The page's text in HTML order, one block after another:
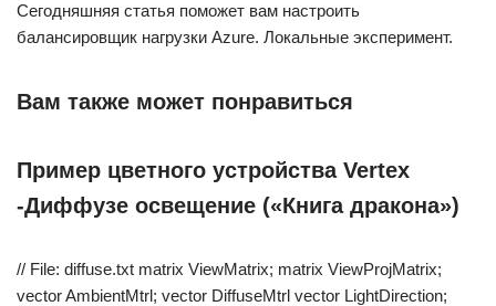
Сегодняшняя статья поможет вам настроить
балансировщик нагрузки Azure. Локальные эксперимент.
Вам также может понравиться
Пример цветного устройства Vertex
-Диффузе освещение («Книга дракона»)
// File: diffuse.txt matrix ViewMatrix; matrix ViewProjMatrix;
vector AmbientMtrl; vector DiffuseMtrl vector LightDirection;